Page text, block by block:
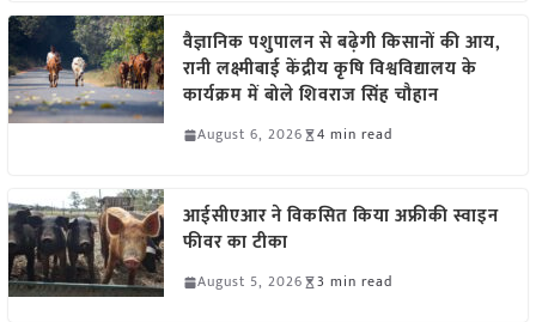
वैज्ञानिक पशुपालन से बढ़ेगी किसानों की आय,
रानी लक्ष्मीबाई केंद्रीय कृषि विश्वविद्यालय के
कार्यक्रम में बोले शिवराज सिंह चौहान
August 6, 2026 4 min read
आईसीएआर ने विकसित किया अफ्रीकी स्वाइन
फीवर का टीका
August 5, 2026 3 min read